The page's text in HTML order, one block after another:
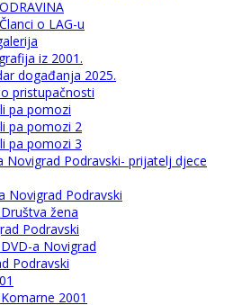
Članci o LAG-u
iz 2001.
događanja 2025.
pristupačnosti
pa pomozi
pa pomozi 2
pa pomozi 3
Novigrad Podravski- prijatelj djece
Novigrad Podravski
žena
Podravski
a Novigrad
Podravski
2001